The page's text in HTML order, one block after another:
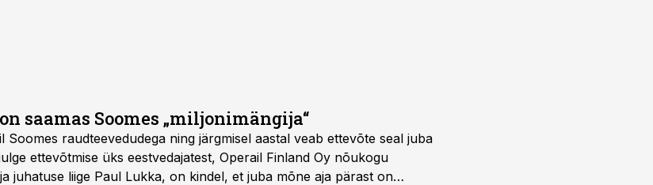
saamas Soomes „miljonimängija“
raudteevedudega ning järgmisel aastal veab ettevõte seal juba
ettevõtmise üks eestvedajatest, Operail Finland Oy nõukogu
juhatuse liige Paul Lukka, on kindel, et juba mõne aja pärast on